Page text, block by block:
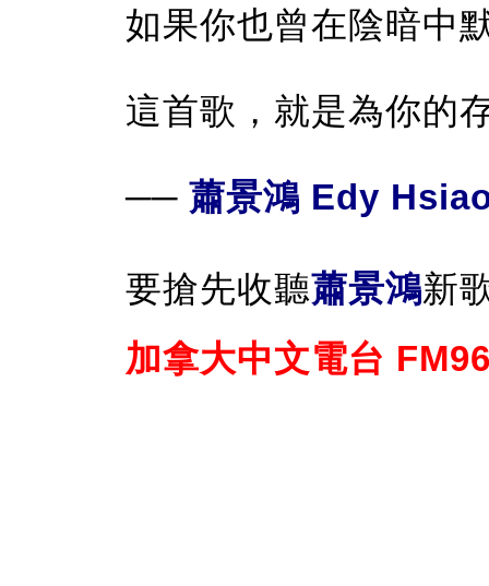
如果你也曾在陰暗中
這首歌，就是為你的
── 蕭景鴻 Edy
要搶先收聽蕭景鴻新
加拿大中文電台